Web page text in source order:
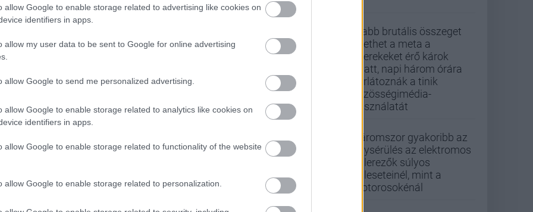
allow Google to enable storage related to advertising like cookies on
identifiers in apps.
allow my user data to be sent to Google for online advertising
allow Google to send me personalized advertising.
allow Google to enable storage related to analytics like cookies on
identifiers in apps.
allow Google to enable storage related to functionality of the website
allow Google to enable storage related to personalization.
hogy az Xbox ne egyetlen dobozt jelentsen, hanem
hálózatát. Ez üzletileg érthető irány, főleg egy
a játékfejlesztés költségei elszálltak, és a nagy
Csakhogy a rajongói kötődés nem ilyen hideg
hanem gépekhez, játékokhoz, élményekhez
nem arról szól, hogy ott lesz-e egy PlayStation-
platformtulajdonosként akar-e viselkedni, vagy
is gyárt. A kettő között lehet lavírozni, de ehhez
az egyik vezető transzparenciát ígér, a másik
is fontosabb lesz. Nemcsak azért, mert
of War: E-Day bemutató is lesz, hanem azért, mert a
Újabb brutális összeget
fizethet a meta a
gyerekeket érő károk
miatt, napi három órára
korlátoznák a tinik
közösségimédia-
használatát
Háromszor gyakoribb az
agysérülés az elektromos
rollerezők súlyos
baleseteinél, mint a
motorosokénál